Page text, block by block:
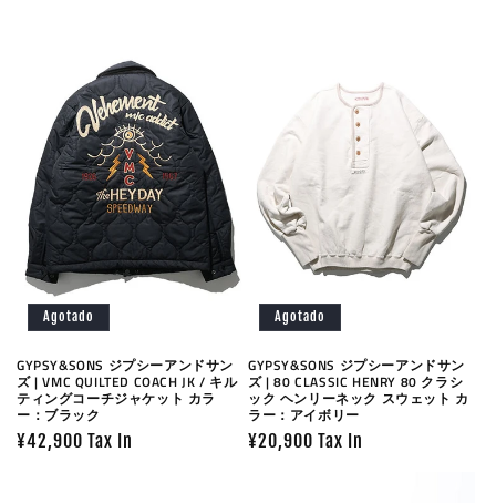
Agotado
GYPSY&SONS ジプシーアンドサン
ズ | VMC QUILTED COACH JK / キル
ティングコーチジャケット カラ
ー：ブラック
Precio
¥42,900 Tax In
Agotado
GYPSY&SONS ジプシーアンドサン
ズ | 80 CLASSIC HENRY 80 クラシ
ック ヘンリーネック スウェット カ
ラー：アイボリー
Precio
¥20,900 Tax In